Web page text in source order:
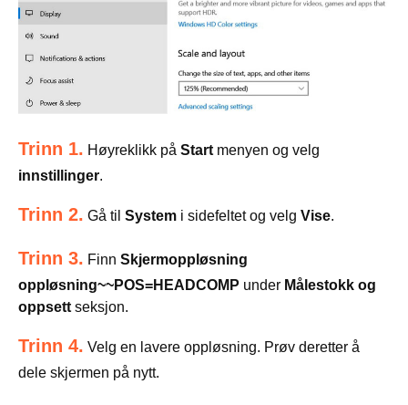
Trinn 1. Høyreklikk på Start menyen og velg
innstillinger.
Trinn 2. Gå til System i sidefeltet og velg Vise.
Trinn 3. Finn Skjermoppløsning
oppløsning~~POS=HEADCOMP under Målestokk og
oppsett seksjon.
Trinn 4. Velg en lavere oppløsning. Prøv deretter å
dele skjermen på nytt.